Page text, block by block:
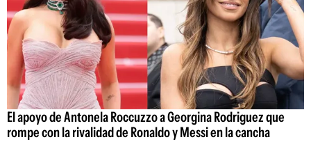
El apoyo de Antonela Roccuzzo a Georgina Rodriguez que
rompe con la rivalidad de Ronaldo y Messi en la cancha